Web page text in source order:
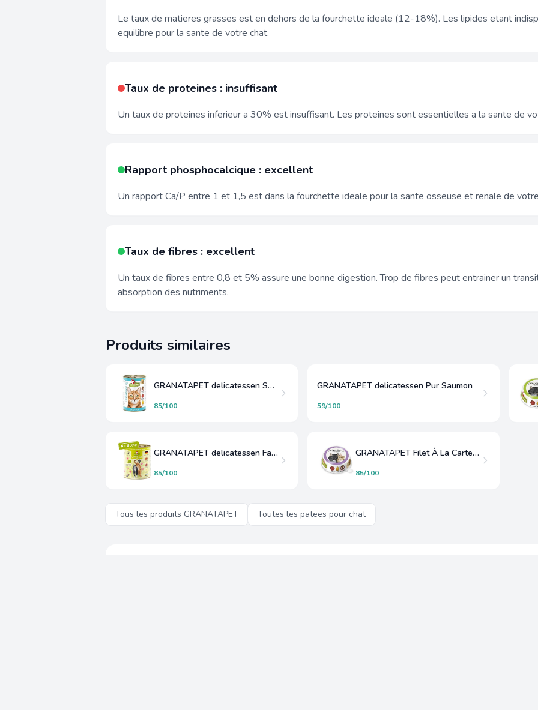
Le taux de matieres grasses est en dehors de la fourchette ideale (12-18%). Les lipides etant
equilibre pour la sante de votre chat.
Taux de proteines : insuffisant
Un taux de proteines inferieur a 30% est insuffisant. Les proteines sont essentielles a la sante de
Rapport phosphocalcique : excellent
Un rapport Ca/P entre 1 et 1,5 est dans la fourchette ideale pour la sante osseuse et renale de
Taux de fibres : excellent
Un taux de fibres entre 0,8 et 5% assure une bonne digestion. Trop de fibres peut entrainer un
absorption des nutriments.
Produits similaires
GRANATAPET delicatessen Saumon Dinde
85/100
GRANATAPET delicatessen Pur Saumon
59/100
GRANATAPET delicatessen Faisan Lapin
85/100
GRANATAPET Filet À La Carte Canard et Poulet
85/100
Tous les produits GRANATAPET Toutes les patees pour chat